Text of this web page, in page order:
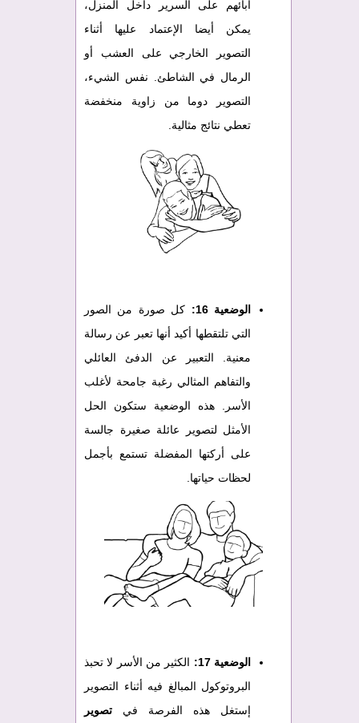
آبائهم على السرير داخل المنزل،
يمكن أيضا الإعتماد عليها أثناء
التصوير الخارجي على العشب أو
الرمال في الشاطئ. نفس الشيء،
التصوير دوما من زاوية منخفضة
تعطي نتائج مثالية.
الوضعية 16:
كل صورة من الصور
التي تلتقطها أكيد أنها تعبر عن رسالة
معنية. التعبير عن الدفئ العائلي
والتفاهم المثالي رغبة جامحة لأغلب
الأسر. هذه الوضعية ستكون الحل
الأمثل لتصوير عائلة صغيرة جالسة
على أركتها المفضلة تستمع بأجمل
لحظات حياتها.
الوضعية 17:
الكثير من الأسر لا تحبذ
البروتوكول المبالغ فيه أثناء التصوير
إستغل هذه الفرصة في تصوير